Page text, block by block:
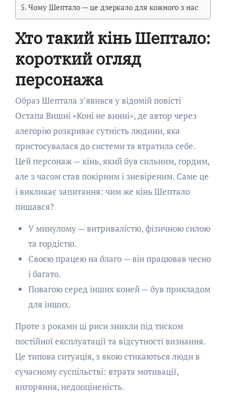
Чому Шептало — це дзеркало для кожного з нас
Хто такий кінь Шептало:
короткий огляд
персонажа
Образ Шептала з’явився у відомій повісті
Остапа Вишні «Коні не винні», де автор через
алегорію розкриває сутність людини, яка
пристосувалася до системи та втратила себе.
Цей персонаж — кінь, який був сильним, гордим,
але з часом став покірним і зневіреним. Саме це
і викликає запитання: чим же кінь Шептало
пишався?
У минулому — витривалістю, фізичною силою
та гордістю.
Своєю працею на благо — він працював чесно
і багато.
Повагою серед інших коней — був прикладом
для інших.
Проте з роками ці риси зникли під тиском
постійної експлуатації та відсутності визнання.
Це типова ситуація, з якою стикаються люди в
сучасному суспільстві: втрата мотивації,
вигоряння, недооціненість.